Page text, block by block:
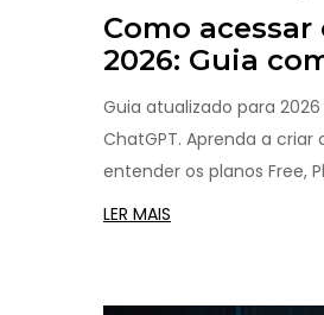
Como acessar
2026: Guia
iniciantes
Guia atualizado para
ChatGPT. Aprenda a criar
entender os planos Free,
comuns de acesso.
LER MAIS